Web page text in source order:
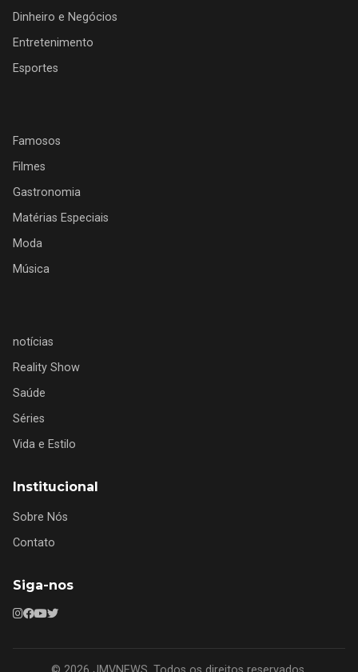
Dinheiro e Negócios
Entretenimento
Esportes
Famosos
Filmes
Gastronomia
Matérias Especiais
Moda
Música
notícias
Reality Show
Saúde
Séries
Vida e Estilo
Institucional
Sobre Nós
Contato
Siga-nos